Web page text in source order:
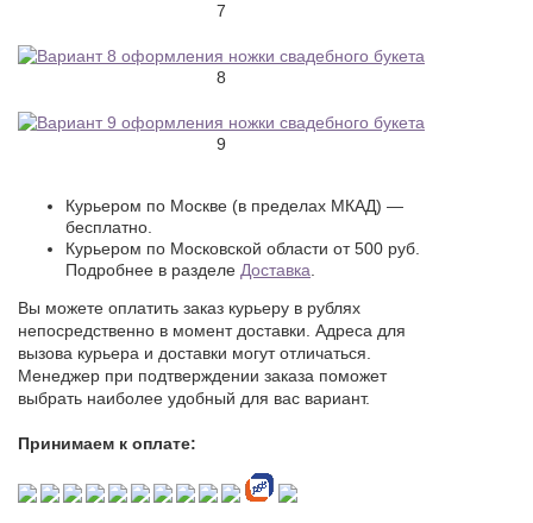
7
8
9
Курьером по Москве (в пределах МКАД) —
бесплатно.
Курьером по Московской области от 500 руб.
Подробнее в разделе Доставка.
Вы можете оплатить заказ курьеру в рублях
непосредственно в момент доставки. Адреса для
вызова курьера и доставки могут отличаться.
Менеджер при подтверждении заказа поможет
выбрать наиболее удобный для вас вариант.
Принимаем к оплате: